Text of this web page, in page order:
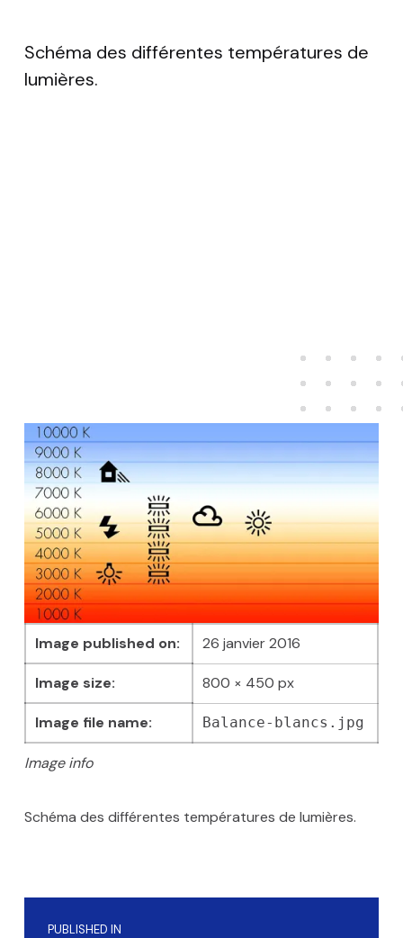
Schéma des différentes températures de
lumières.
Image info
Image published on: 26 janvier 2016
Image size: 800 × 450 px
Image file name: Balance-blancs.jpg
Schéma des différentes températures de lumières.
Navigation de l’article
PUBLISHED IN